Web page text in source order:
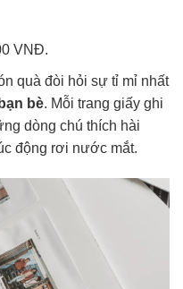
VNĐ.
quà đòi hỏi sự tỉ mỉ nhất
bè. Mỗi trang giấy ghi
dòng chú thích hài
động rơi nước mắt.